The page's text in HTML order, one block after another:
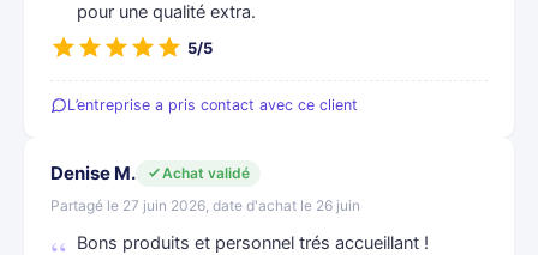
pour une qualité extra.
5/5
L’entreprise a pris contact avec ce client
Denise M.
Achat validé
Partagé le 27 juin 2026, date d'achat le 26 juin
Bons produits et personnel trés accueillant !